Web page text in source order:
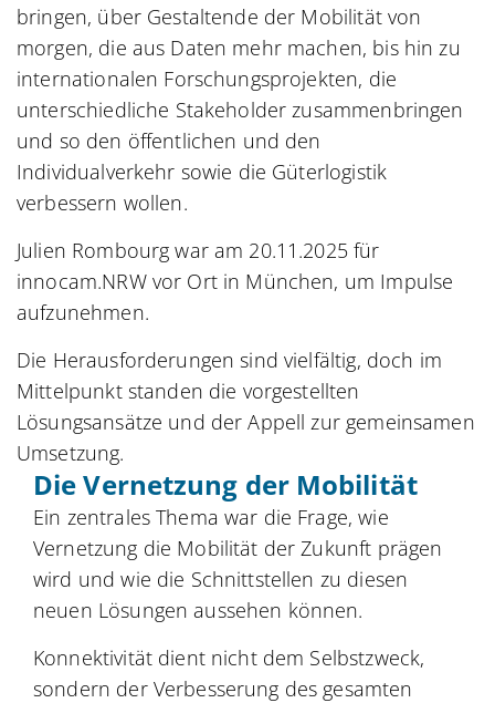
bringen, über Gestaltende der Mobilität von
morgen, die aus Daten mehr machen, bis hin zu
internationalen Forschungsprojekten, die
unterschiedliche Stakeholder zusammenbringen
und so den öffentlichen und den
Individualverkehr sowie die Güterlogistik
verbessern wollen.
Julien Rombourg war am 20.11.2025 für
innocam.NRW vor Ort in München, um Impulse
aufzunehmen.
Die Herausforderungen sind vielfältig, doch im
Mittelpunkt standen die vorgestellten
Lösungsansätze und der Appell zur gemeinsamen
Umsetzung.
Die Vernetzung der Mobilität
Ein zentrales Thema war die Frage, wie
Vernetzung die Mobilität der Zukunft prägen
wird und wie die Schnittstellen zu diesen
neuen Lösungen aussehen können.
Konnektivität dient nicht dem Selbstzweck,
sondern der Verbesserung des gesamten